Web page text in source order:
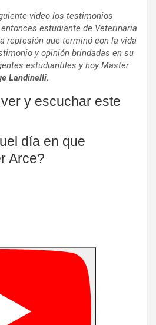
video los testimonios
entonces estudiante de Veterinaria
represión que terminó con la vida
y opinión brindadas en su
estudiantiles y hoy Master
Landinelli.
y escuchar este
día en que
Arce?